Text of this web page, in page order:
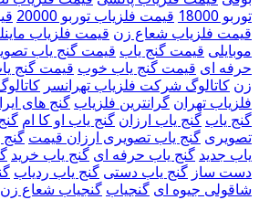
توربو 18000
قیمت فلزیاب توربو 20000
قیمت فلزیاب شعاع زن قیمت فلزیاب
موبایلی قیمت گنج یاب قیمت گنج یاب
حرفه ای قیمت گنج یاب خوب قیمت گنج
زن کاتالوگ شرکت فلزیاب تهرانسر
فلزیاب تهران گرانترین فلزیاب گنج های
گنج یاب گنج یاب ارزان گنج یاب او کا ام
تصویری گنج یاب تصویری ارزان قیمت
یاب جدید گنج یاب حرفه ای گنج یاب خرید
دست ساز گنج یاب دستی گنج یاب ردیاب
شاقولی جیوه ای گنجیاب گنجیاب شعاع زن